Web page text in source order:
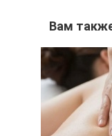
Вам